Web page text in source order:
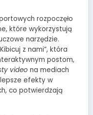
rozpoczęło
które wykorzystują
narzędzie.
z nami”, która
postom,
video na mediach
efekty w
co potwierdzają